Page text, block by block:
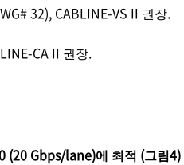
32), CABLINE-VS II 권장.
CA II 권장.
Gbps/lane)에 최적 (그림4)